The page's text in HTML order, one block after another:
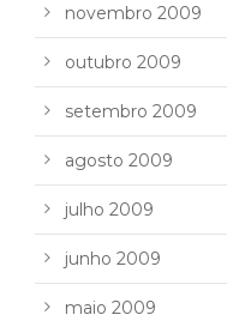
novembro 2009
outubro 2009
setembro 2009
agosto 2009
julho 2009
junho 2009
maio 2009